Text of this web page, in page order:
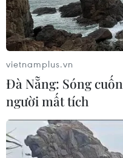
Nigeria: Ngôi làng
vietnamplus.vn
Đà Nẵng: Sóng
người mất tích